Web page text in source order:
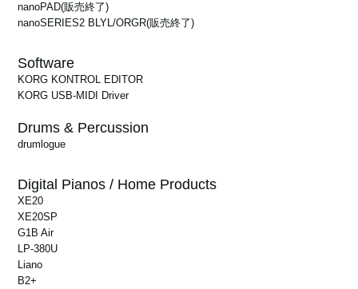
nanoPAD(販売終了)
nanoSERIES2 BLYL/ORGR(販売終了)
Software
KORG KONTROL EDITOR
KORG USB-MIDI Driver
Drums & Percussion
drumlogue
Digital Pianos / Home Products
XE20
XE20SP
G1B Air
LP-380U
Liano
B2+